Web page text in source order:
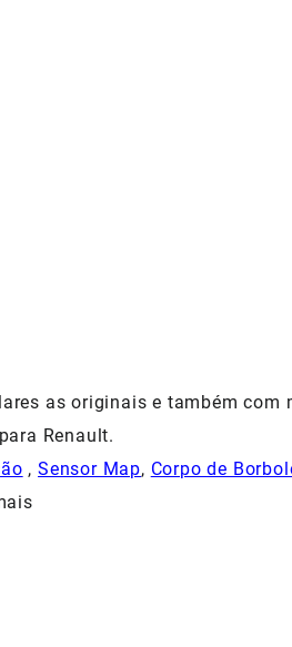
as originais e também com
Renault.
,Sensor Map, Corpo de